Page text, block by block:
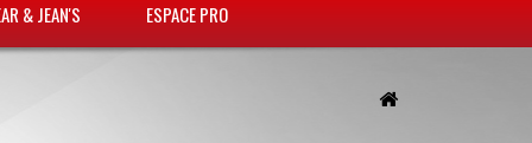
& JEAN'S ESPACE PRO